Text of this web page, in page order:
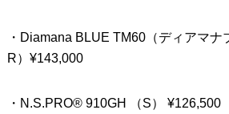
・Diamana BLUE TM60（ディアマナ
R）¥143,000
・N.S.PRO® 910GH （S） ¥126,500